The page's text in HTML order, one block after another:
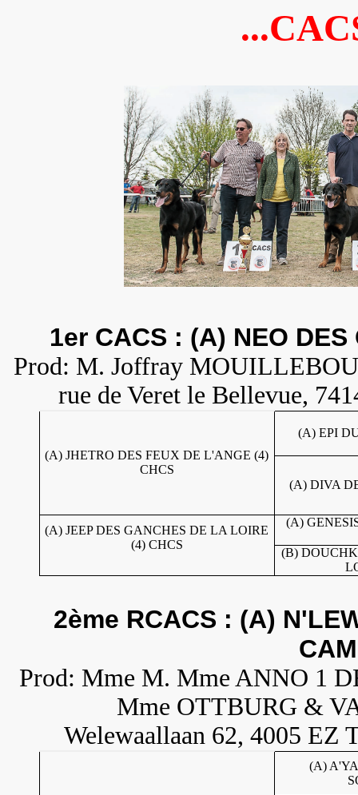
1er CACS : (A) NEO
Prod: M. Joffray
rue de Veret le Bellevue,
(A) JHETRO DES FEUX DE L'ANGE (4)
CHCS
(A) EPI
(A) DIVA
(A) JEEP DES GANCHES DE LA LOIRE
(4) CHCS
(A)
(B)
2ème RCACS : (A)
Prod: Mme M. Mme ANNO 1
Mme OTTBURG &
Welewaallaan 62, 4005 EZ
(A)